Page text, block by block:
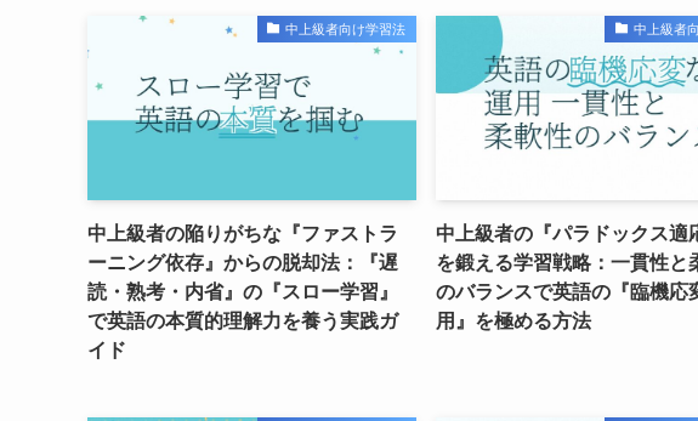
中上級者向け学習法
中上級者の陥りがちな『ファストラ
ーニング依存』からの脱却法：『遅
読・熟考・内省』の『スロー学習』
で英語の本質的理解力を養う実践ガ
イド
中上級者
中上級者の『パラドックス適
を鍛える学習戦略：一貫性と
のバランスで英語の『臨機応
用』を極める方法